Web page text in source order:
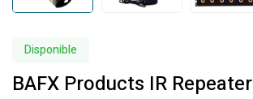
Disponible
BAFX Products IR Repeater